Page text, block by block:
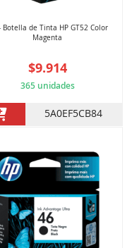
de Tinta HP GT52 Color
Magenta
$9.914
365 unidades
5A0EF5CB84